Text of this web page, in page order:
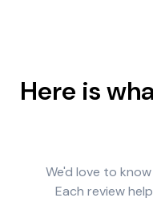
Here is
We'd love to
Each review